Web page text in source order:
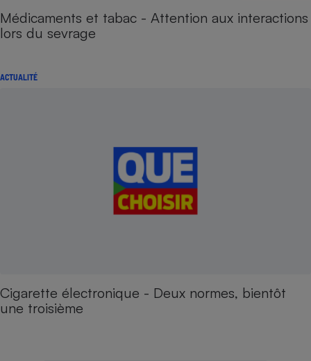
Médicaments et tabac - Attention aux interactions
lors du sevrage
ACTUALITÉ
Cigarette électronique - Deux normes, bientôt
une troisième